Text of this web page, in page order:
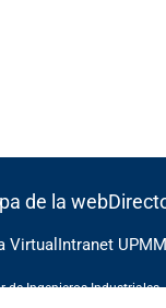
de la web
Virtual Intranet UPM
de Ingenieros